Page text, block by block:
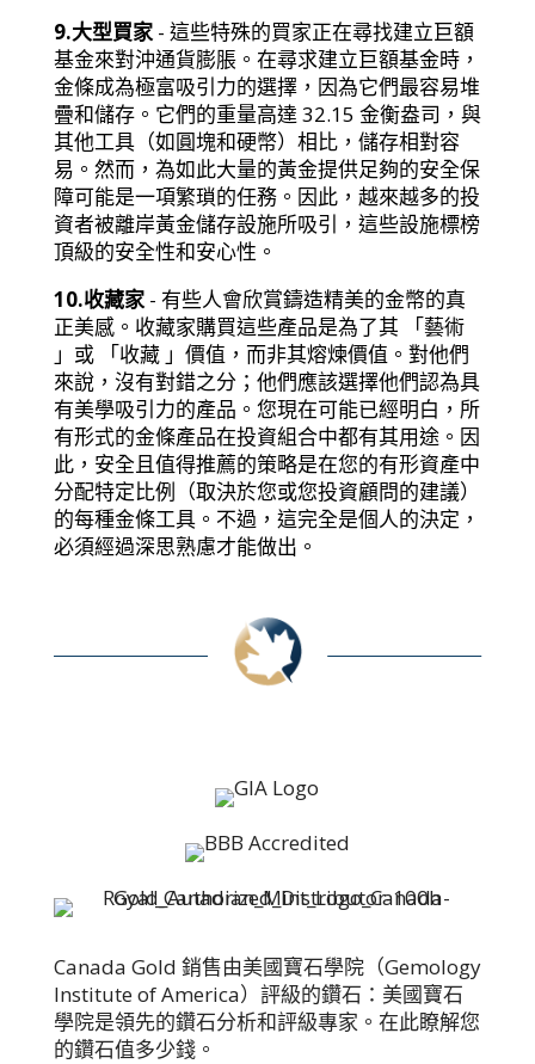
9.大型買家- 這些特殊的買家正在尋找建立巨額
基金來對沖通貨膨脹。在尋求建立巨額基金時，
金條成為極富吸引力的選擇，因為它們最容易堆
疊和儲存。它們的重量高達 32.15 金衡盎司，與
其他工具（如圓塊和硬幣）相比，儲存相對容
易。然而，為如此大量的黃金提供足夠的安全保
障可能是一項繁瑣的任務。因此，越來越多的投
資者被離岸黃金儲存設施所吸引，這些設施標榜
頂級的安全性和安心性。
10.收藏家- 有些人會欣賞鑄造精美的金幣的真
正美感。收藏家購買這些產品是為了其 「藝術
」或 「收藏 」價值，而非其熔煉價值。對他們
來說，沒有對錯之分；他們應該選擇他們認為具
有美學吸引力的產品。您現在可能已經明白，所
有形式的金條產品在投資組合中都有其用途。因
此，安全且值得推薦的策略是在您的有形資產中
分配特定比例（取決於您或您投資顧問的建議）
的每種金條工具。不過，這完全是個人的決定，
必須經過深思熟慮才能做出。
Canada Gold 銷售由美國寶石學院（Gemology
Institute of America）評級的鑽石：美國寶石
學院是領先的鑽石分析和評級專家。在此瞭解您
的鑽石值多少錢。